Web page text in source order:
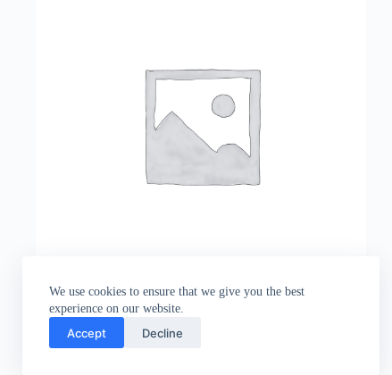
We use cookies to ensure that we give you the best
experience on our website.
Accept Decline
Lančanik navojni 6 brzina